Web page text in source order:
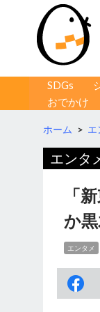
コンテンツへ移
SDGs
おでかけ
ホーム > エ
エンタ
「
か
エンタメ